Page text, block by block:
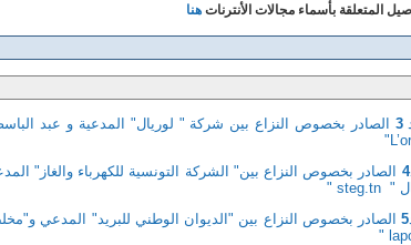
المتعلقة بأسماء مجالات الأنترنات هنا
3 الصادر بخصوص النزاع بين شركة " لوريال" المدعية و عبد
"
4 الصادر بخصوص النزاع بين" الشركة التونسية للكهرباء والغاز"
"
steg.tn
"
5الصادر بخصوص النزاع بين "الديوان الوطني للبريد" المدعي
"